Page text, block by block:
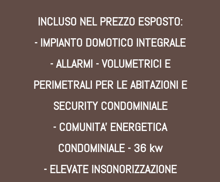
INCLUSO NEL PREZZO ESPOSTO:
- IMPIANTO DOMOTICO INTEGRALE
- ALLARMI - VOLUMETRICI E
PERIMETRALI PER LE ABITAZIONI E
SECURITY CONDOMINIALE
- COMUNITA' ENERGETICA
CONDOMINIALE - 36 kw
- ELEVATE INSONORIZZAZIONE